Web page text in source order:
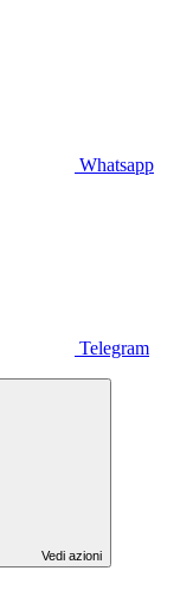
Whatsapp
Telegram
Vedi azioni